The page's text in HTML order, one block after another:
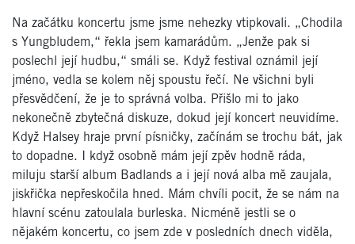
Na začátku koncertu jsme jsme nehezky vtipkovali. „Chodila
s Yungbludem,“ řekla jsem kamarádům. „Jenže pak si
poslechl její hudbu,“ smáli se. Když festival oznámil její
jméno, vedla se kolem něj spoustu řečí. Ne všichni byli
přesvědčení, že je to správná volba. Přišlo mi to jako
nekonečně zbytečná diskuze, dokud její koncert neuvidíme.
Když Halsey hraje první písničky, začínám se trochu bát, jak
to dopadne. I když osobně mám její zpěv hodně ráda,
miluju starší album Badlands a i její nová alba mě zaujala,
jiskřička nepřeskočila hned. Mám chvíli pocit, že se nám na
hlavní scénu zatoulala burleska. Nicméně jestli se o
nějakém koncertu, co jsem zde v posledních dnech viděla,